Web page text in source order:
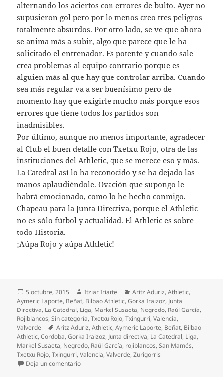
alternando los aciertos con errores de bulto. Ayer no
supusieron gol pero por lo menos creo tres peligros
totalmente absurdos. Por otro lado, se ve que ahora
se anima más a subir, algo que parece que le ha
solicitado el entrenador. Es potente y cuando sale
crea problemas al equipo contrario porque es
alguien más al que hay que controlar arriba. Cuando
sea más regular va a ser buenísimo pero de
momento hay que exigirle mucho más porque esos
errores que tiene todos los partidos son
inadmisibles.
Por último, aunque no menos importante, agradecer
al Club el buen detalle con Txetxu Rojo, otra de las
instituciones del Athletic, que se merece eso y más.
La Catedral así lo ha reconocido y se ha dejado las
manos aplaudiéndole. Ovación que supongo le
habrá emocionado, como lo he hecho conmigo.
Chapeau para la Junta Directiva, porque el Athletic
no es sólo fútbol y actualidad. El Athletic es sobre
todo Historia.
¡Aúpa Rojo y aúpa Athletic!
Publicado
el
5 octubre, 2015 Autor
Itziar Iriarte Categorías
Aritz Aduriz,Athletic,
Aymeric Laporte, Beñat, Bilbao Athletic,Gorka Iraizoz, Junta
Directiva, La Catedral, Liga, Markel Susaeta, Negredo, Raúl García,
Rojiblancos,Sin categoría,Txetxu Rojo,Txingurri,Valencia,
Valverde
Etiquetas
Aritz Aduriz,Athletic,Aymeric Laporte, Beñat, Bilbao
Athletic,Cordoba,Gorka Iraizoz, Junta directiva, La Catedral, Liga,
Markel Susaeta, Negredo, Raúl García, rojiblancos,San Mamés,
Txetxu Rojo,Txingurri,Valencia,Valverde,Zurigorris
Deja un comentarioen ¡Qué tres puntos más importantes!